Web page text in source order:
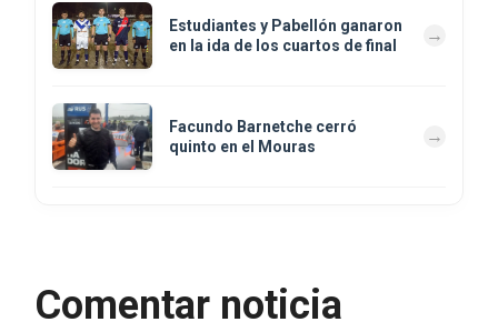
Estudiantes y Pabellón ganaron
en la ida de los cuartos de final
Facundo Barnetche cerró
quinto en el Mouras
Comentar noticia